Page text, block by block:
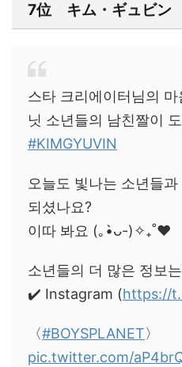
7位 キム・ギュビン
스타 크리에이터님의
닛 소년들의 남친짤이
#KIMGYUVIN
오늘도 빛나는 소년들
되셨나요?
이따 봐요 (｡•̀ᴗ-)✧₊˚❤️
소년들의 더 많은 정보
✔️ Instagram (https://
〈#BOYSPLANET〉
pic.twitter.com/